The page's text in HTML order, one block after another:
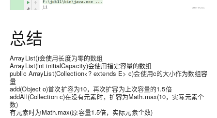
总结
ArrayList()会使用长度为零的数组
ArrayList(int initialCapacity)会使用指定容量的数组
public ArrayList(Collection<? extends E> c)会使用c的大小作为数组容
量
add(Object o)首次扩容为10，再次扩容为上次容量的1.5倍
addAll(Collection c)在没有元素时，扩容为Math.max(10，实际元素个
数)
有元素时为Math.max(原容量1.5倍，实际元素个数)